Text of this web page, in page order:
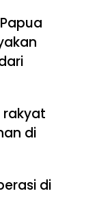
rakyat
di
di